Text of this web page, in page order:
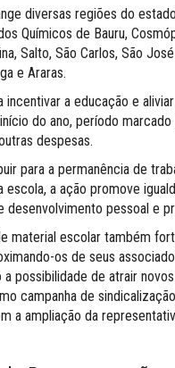
diversas regiões do
Químicos de Bauru,
Salto, São Carlos, São
e Araras.
incentivar a educação e
do ano, período
despesas.
para a permanência de
escola, a ação promove
desenvolvimento pessoal e
material escolar também
os de seus
a possibilidade de atrair
campanha de
a ampliação da